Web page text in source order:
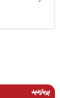
پربازدید